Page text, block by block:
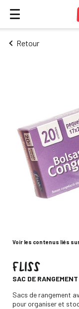
Retour
Voir les contenus liés
FLISS-
SAC DE
Descripción
Sacs de rangement
pour organiser et